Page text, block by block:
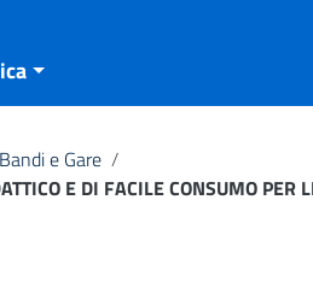
Bandi e Gare /
E DI FACILE CONSUMO